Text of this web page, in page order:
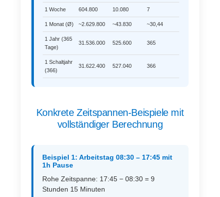
1 Woche 604.800 10.080 7
1 Monat (Ø) ~2.629.800 ~43.830 ~30,44
1 Jahr (365
Tage)
31.536.000 525.600 365
1 Schaltjahr
(366)
31.622.400 527.040 366
Konkrete Zeitspannen-Beispiele mit
vollständiger Berechnung
Beispiel 1: Arbeitstag 08:30 – 17:45 mit
1h Pause
Rohe Zeitspanne: 17:45 − 08:30 = 9
Stunden 15 Minuten